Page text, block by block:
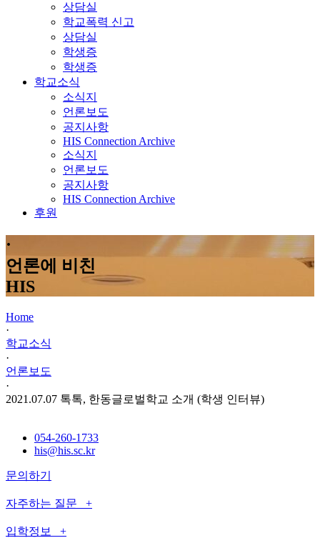
상담실
학교폭력 신고
상담실
학생증
학생증
학교소식
소식지
언론보도
공지사항
HIS Connection Archive
소식지
언론보도
공지사항
HIS Connection Archive
후원
·
언론에 비친
HIS
Home
·
학교소식
·
언론보도
·
2021.07.07 톡톡, 한동글로벌학교 소개 (학생 인터뷰)
054-260-1733
his@his.sc.kr
문의하기
자주하는 질문 +
입학정보 +